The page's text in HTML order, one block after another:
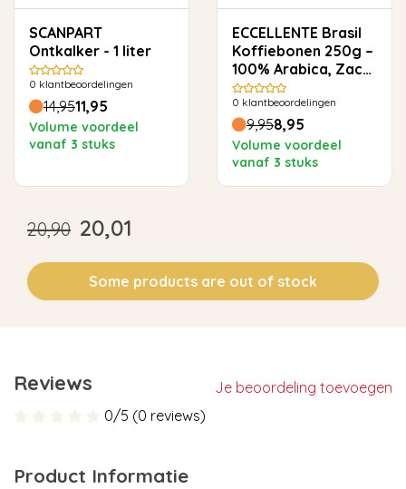
SCANPART
Ontkalker - 1 liter
0 klantbeoordelingen
14,9511,95
Volume voordeel
vanaf 3 stuks
ECCELLENTE Brasil
Koffiebonen 250g –
100% Arabica, Zacht
& Rond
0 klantbeoordelingen
9,958,95
Volume voordeel
vanaf 3 stuks
20,90 20,01
Some products are out of stock
Reviews
Je beoordeling toevoegen
0/5 (0 reviews)
Product Informatie